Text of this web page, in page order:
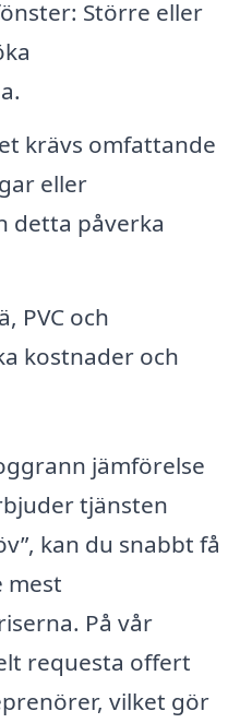
Större eller
krävs omfattande
eller
detta påverka
PVC och
kostnader och
jämförelse
tjänsten
kan du snabbt få
mest
På vår
requesta offert
vilket gör